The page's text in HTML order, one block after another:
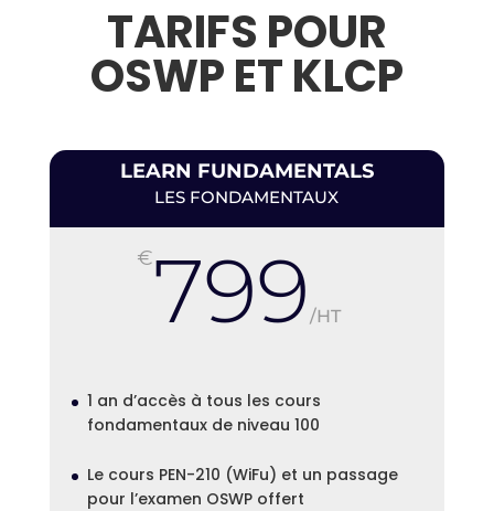
TARIFS POUR
OSWP ET KLCP
LEARN FUNDAMENTALS
LES FONDAMENTAUX
€799 /HT
1 an d’accès à tous les cours
fondamentaux de niveau 100
Le cours PEN-210 (WiFu) et un passage
pour l’examen OSWP offert